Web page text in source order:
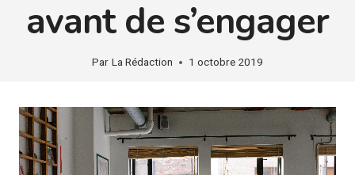
avant de s’engager
Par La Rédaction 1 octobre 2019